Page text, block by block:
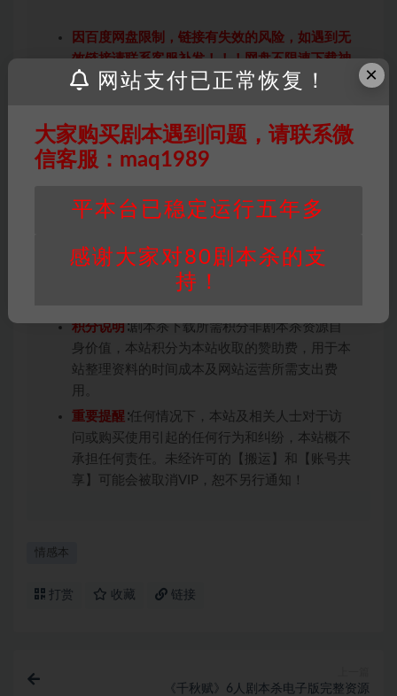
因百度网盘限制，链接有失效的风险，如遇到无
效链接请联系客服补发！！！网盘不限速下载神
器→
点此下载←
投稿+个人整理而来，仅供学习研究使用，请勿
用于商业用途!任何人访问、浏览本站，购买或
未购买，即代表已阅读本声明，理解并同意受本
版权归属：本站提供的任何剧本杀资源内容的版
件通知并提供相关证实资料至邮箱
448271243@qq.com，如若情况属实，我们将
积分说明∶剧本杀下载所需积分非剧本杀资源自
身价值，本站积分为本站收取的赞助费，用于本
站整理资料的时间成本及网站运营所需支出费
用。
重要提醒 ∶任何情况下，本站及相关人士对于访
问或购买使用引起的任何行为和纠纷，本站概不
承担任何责任。未经许可的【搬运】和【账号共
享】可能会被取消VIP，恕不另行通知！
情感本
打赏 收藏 链接
《千秋赋》6人剧本杀电子版完整资源
×
网站支付已正常恢复！
大家购买剧本遇到问题，请联系微
信客服：maq1989
平本台已稳定运行五年多
感谢大家对80剧本杀的支
持！